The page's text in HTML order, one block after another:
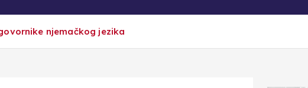
njemačkog jezika